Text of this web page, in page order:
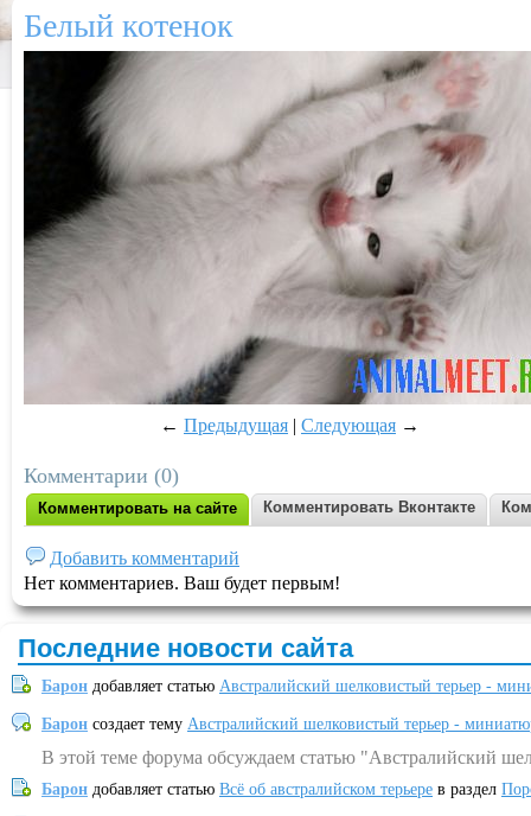
Белый котенок
← Предыдущая | Следующая →
Комментарии (0)
Комментировать на сайте Комментировать Вконтакте
Добавить комментарий
Нет комментариев. Ваш будет первым!
Последние новости сайта
Барон добавляет статью Австралийский шелковистый терьер -
Барон создает тему Австралийский шелковистый терьер -
В этой теме форума обсуждаем статью "Австралийский
Барон добавляет статью Всё об австралийском терьере в раздел